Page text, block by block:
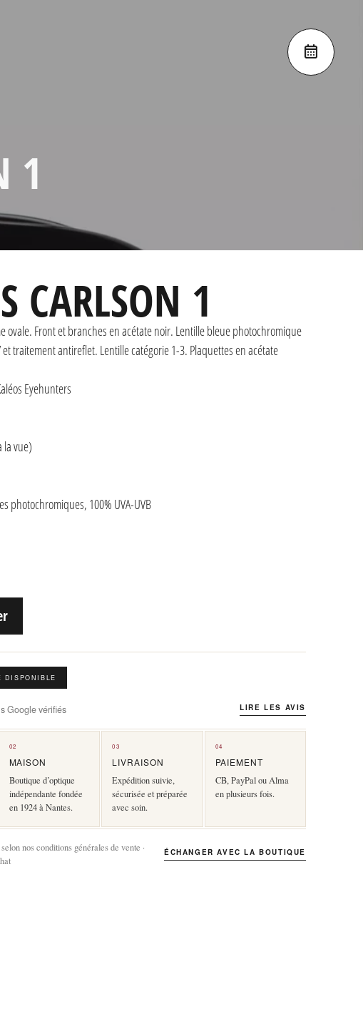
1
CARLSON 1
ovale. Front et branches en acétate noir. Lentille bleue photochromique
et traitement antireflet. Lentille catégorie 1-3. Plaquettes en acétate
Eyehunters
la vue)
photochromiques, 100% UVA-UVB
DISPONIBLE
Google vérifiés LIRE LES AVIS
02
MAISON
Boutique d’optique
indépendante fondée
en 1924 à Nantes.
03
LIVRAISON
Expédition suivie,
sécurisée et préparée
avec soin.
04
PAIEMENT
CB, PayPal ou Alma
en plusieurs fois.
nos conditions générales de vente ·
ÉCHANGER AVEC LA BOUTIQUE